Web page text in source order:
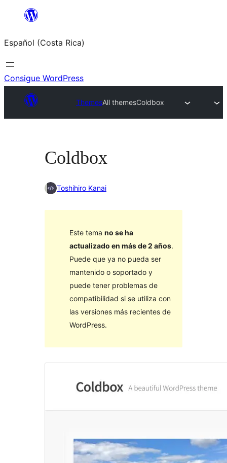
Saltar
contenido
Español (Costa Rica)
Consigue WordPress
ThemesAll themesColdbox
Coldbox
Toshihiro Kanai
Este tema no se ha
actualizado en más de 2 años.
Puede que ya no pueda ser
mantenido o soportado y
puede tener problemas de
compatibilidad si se utiliza con
las versiones más recientes de
WordPress.